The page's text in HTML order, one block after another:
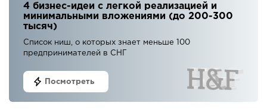
4 бизнес-идеи с легкой реализацией и
минимальными вложениями (до 200-300
тысяч)
Список ниш, о которых знает меньше 100
предпринимателей в СНГ
Посмотреть